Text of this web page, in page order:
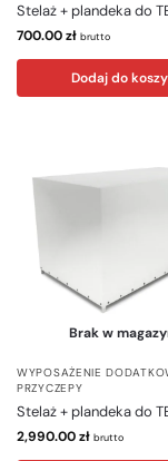
Stelaż + plandeka do
700.00zł brutto
Dodaj do
Brak w
WYPOSAŻENIE
PRZYCZEPY
Stelaż + plandeka do
2,990.00zł brutto